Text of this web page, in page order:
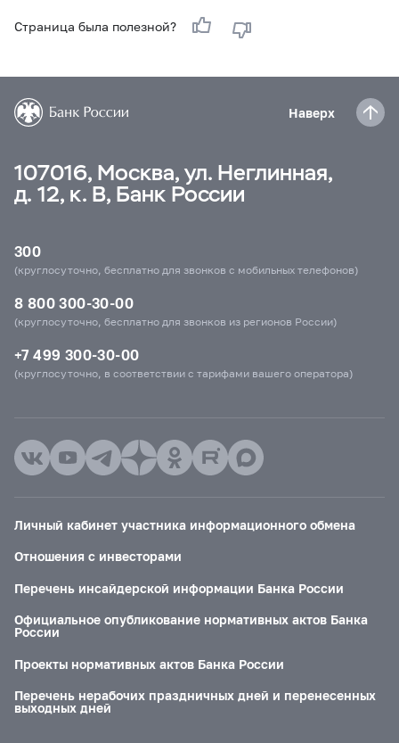
Страница была полезной?
Наверх
107016, Москва, ул. Неглинная,
д. 12, к. В, Банк России
300
(круглосуточно, бесплатно для звонков с мобильных телефонов)
8 800 300-30-00
(круглосуточно, бесплатно для звонков из регионов России)
+7 499 300-30-00
(круглосуточно, в соответствии с тарифами вашего оператора)
Личный кабинет участника информационного обмена
Отношения с инвесторами
Перечень инсайдерской информации Банка России
Официальное опубликование нормативных актов Банка
России
Проекты нормативных актов Банка России
Перечень нерабочих праздничных дней и перенесенных
выходных дней